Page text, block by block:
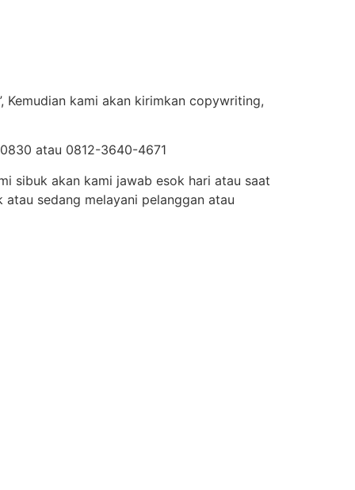
Kemudian kami akan kirimkan copywriting,
atau 0812-3640-4671
sibuk akan kami jawab esok hari atau saat
sedang melayani pelanggan atau